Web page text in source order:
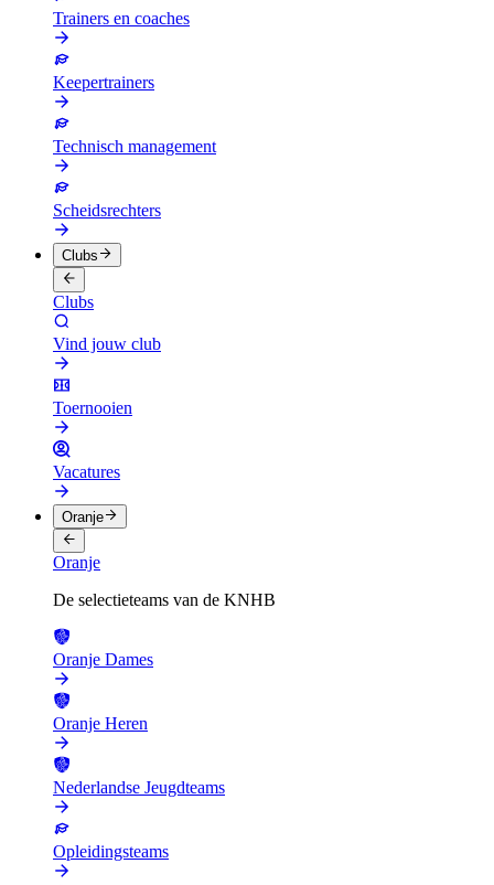
Trainers en coaches
Keepertrainers
Technisch management
Scheidsrechters
Clubs
Clubs
Vind jouw club
Toernooien
Vacatures
Oranje
Oranje
De selectieteams van de KNHB
Oranje Dames
Oranje Heren
Nederlandse Jeugdteams
Opleidingsteams